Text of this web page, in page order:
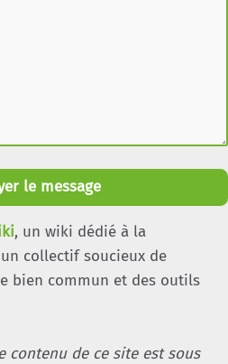
le message
, un wiki dédié à la
collectif soucieux de
bien commun et des outils
contenu de ce site est sous